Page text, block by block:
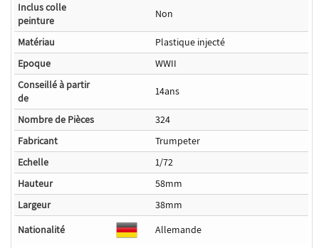
Inclus colle
peinture
Non
Matériau
Plastique injecté
Epoque
WWII
Conseillé à partir
de
14ans
Nombre de Pièces
324
Fabricant
Trumpeter
Echelle
1/72
Hauteur
58mm
Largeur
38mm
Nationalité
Allemande